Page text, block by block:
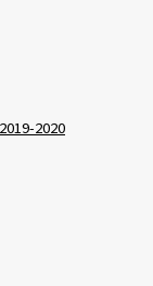
2020